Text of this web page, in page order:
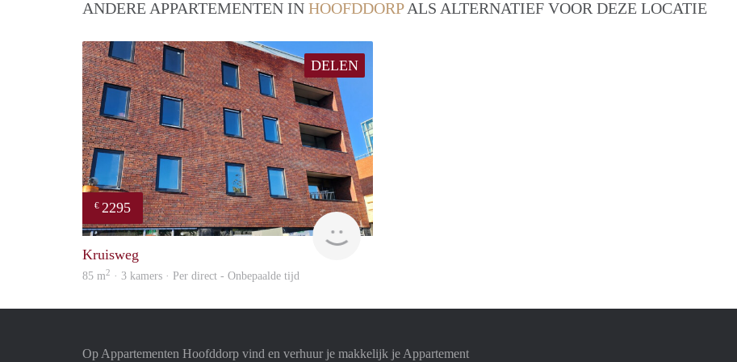
ANDERE APPARTEMENTEN IN HOOFDDORPALS ALTERNATIEF VOOR DEZE LOCATIE
DELEN
€ 2295
Allround
Kruisweg
85 m2 · 3 kamers · Per direct - Onbepaalde tijd
Op Appartementen Hoofddorp vind en verhuur je makkelijk je Appartement